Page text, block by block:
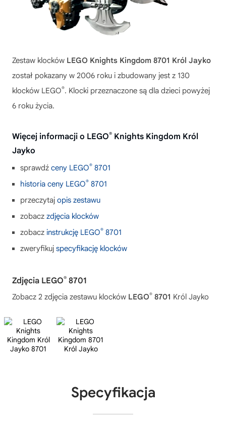
Zestaw klocków LEGO Knights Kingdom 8701 Król Jayko
został pokazany w 2006 roku i zbudowany jest z 130
klocków LEGO®. Klocki przeznaczone są dla dzieci powyżej
6 roku życia.
Więcej informacji o LEGO® Knights Kingdom Król
Jayko
sprawdź ceny LEGO® 8701
historia ceny LEGO® 8701
przeczytaj opis zestawu
zobacz zdjęcia klocków
zobacz instrukcję LEGO® 8701
zweryfikuj specyfikację klocków
Zdjęcia LEGO® 8701
Zobacz 2 zdjęcia zestawu klocków LEGO® 8701 Król Jayko
Specyfikacja